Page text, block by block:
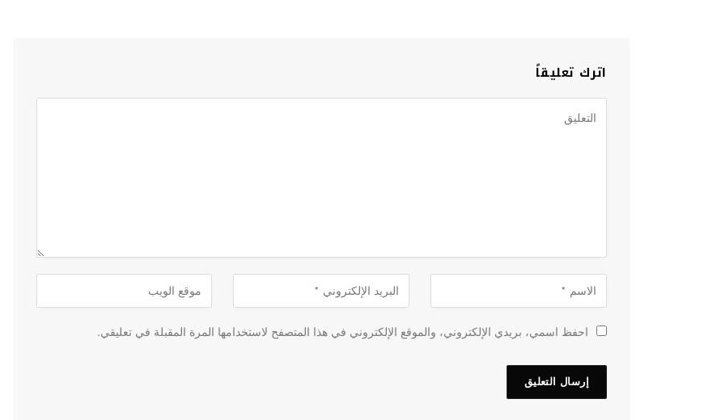
اترك تعليقاً
احفظ اسمي، بريدي الإلكتروني، والموقع الإلكتروني في هذا المتصفح لاستخدامها المرة المقبلة في تعليقي.